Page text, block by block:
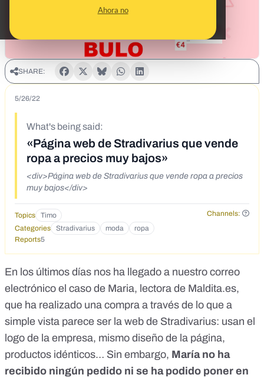
Ahora no
SHARE:
5/26/22
What's being said:
«Página web de Stradivarius que vende
ropa a precios muy bajos»
<div>Página web de Stradivarius que vende ropa a precios
muy bajos</div>
Topics Timo
Channels:
Categories
Stradivarius moda
ropa
Reports5
En los últimos días nos ha llegado a nuestro correo
electrónico el caso de Maria, lectora de Maldita.es,
que ha realizado una compra a través de lo que a
simple vista parece ser la web de Stradivarius: usan el
logo de la empresa, mismo diseño de la página,
productos idénticos… Sin embargo, María no ha
recibido ningún pedido ni se ha podido poner en